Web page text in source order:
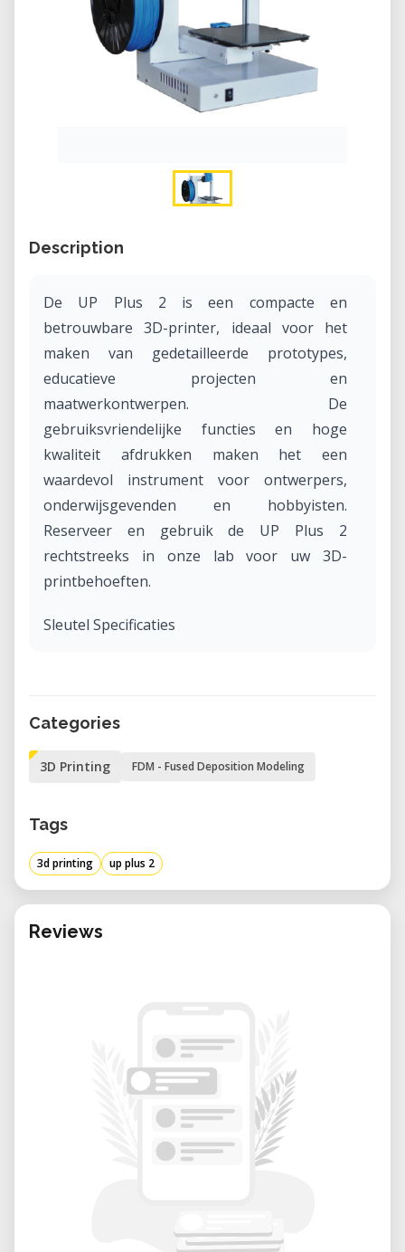
Description
De UP Plus 2 is een compacte en
betrouwbare 3D-printer, ideaal voor het
maken van gedetailleerde prototypes,
educatieve projecten en
maatwerkontwerpen. De
gebruiksvriendelijke functies en hoge
kwaliteit afdrukken maken het een
waardevol instrument voor ontwerpers,
onderwijsgevenden en hobbyisten.
Reserveer en gebruik de UP Plus 2
rechtstreeks in onze lab voor uw 3D-
printbehoeften.
Sleutel Specificaties
135 mm (H)
(0,15 mm) tot 400 micron (0,40 mm)
ontwerp voor eenvoudige installatie
• Ondersteunde Materialen: ABS, PLA en
diverse composiet filamenten
• Connectiviteit: USB-interface voor naadloze
bediening
pagina van de fabrikant.
Toepassingen en Gebruiksgevallen
De UP Plus 2 is veelzijdig en geschikt voor
diverse toepassingen, waaronder:
Categories
3D Printing FDM - Fused Deposition Modeling
Tags
3d printing up plus 2
Reviews